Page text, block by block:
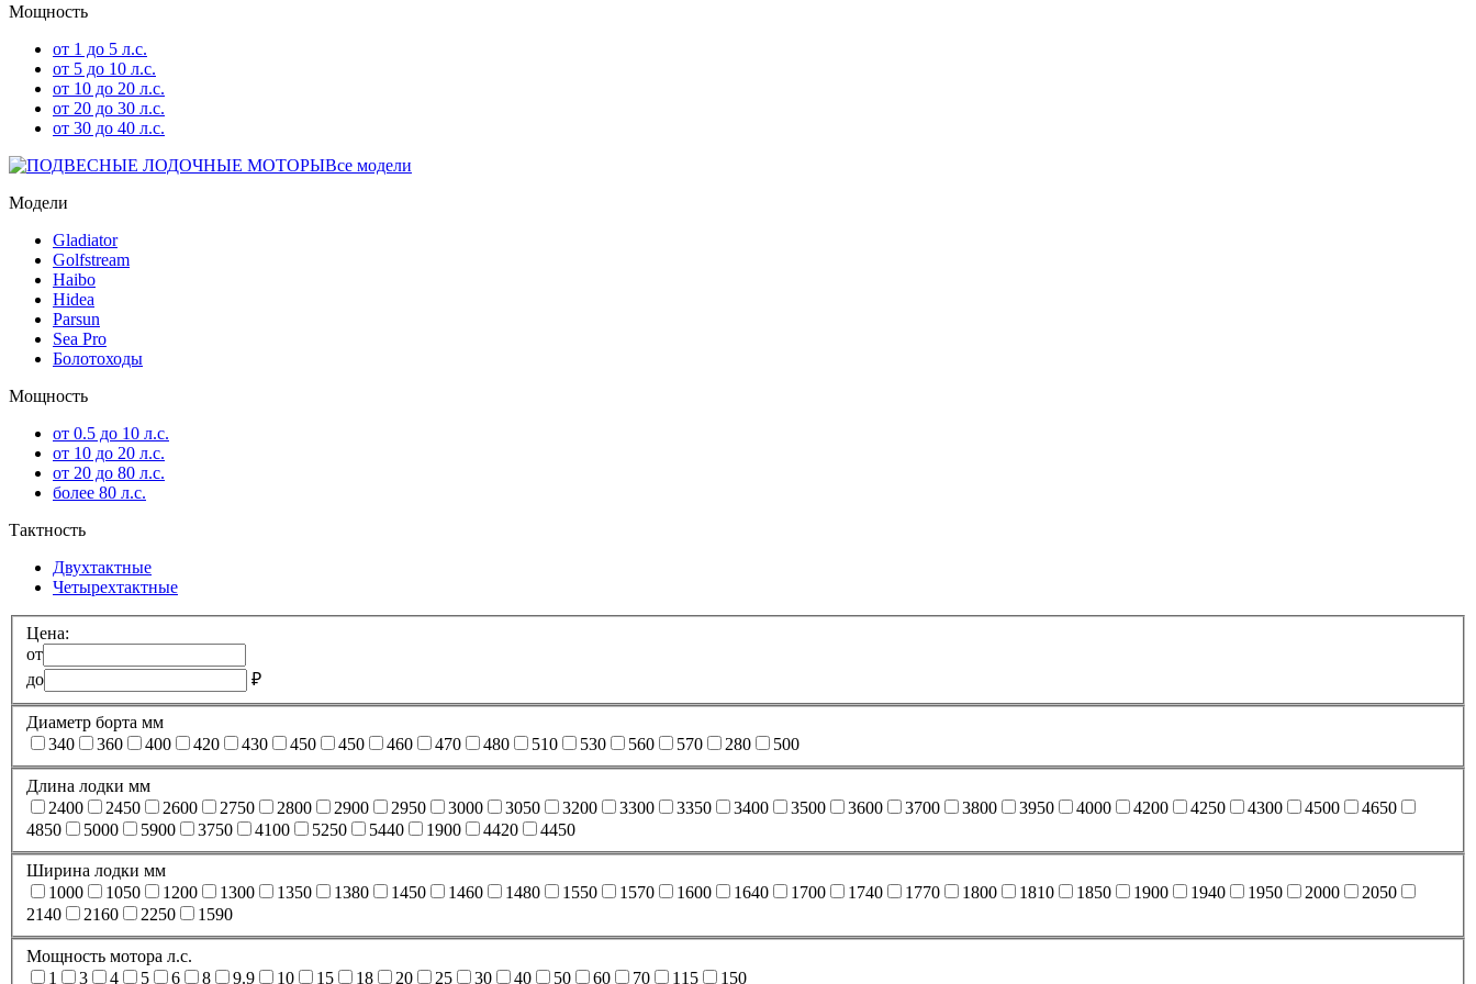
Мощность
от 1 до 5 л.с.
от 5 до 10 л.с.
от 10 до 20 л.с.
от 20 до 30 л.с.
от 30 до 40 л.с.
Все модели
Модели
Gladiator
Golfstream
Haibo
Hidea
Parsun
Sea Pro
Болотоходы
Мощность
от 0.5 до 10 л.с.
от 10 до 20 л.с.
от 20 до 80 л.с.
более 80 л.с.
Тактность
Двухтактные
Четырехтактные
Цена:
от
до
₽
Диаметр борта мм
340
360 400 420 430 450 450 460 470 480 510 530 560 570 280 500
Длина лодки мм
2400
2450 2600 2750 2800 2900 2950 3000 3050 3200 3300 3350 3400 3500 3600 3700 3800 3950 4000 4200 4250 4300 4500
4650
4850
5000 5900 3750 4100 5250 5440 1900 4420 4450
Ширина лодки мм
1000
1050 1200 1300 1350 1380 1450 1460 1480 1550 1570 1600 1640 1700 1740 1770 1800 1810 1850 1900 1940 1950 2000
2050
2140
2160 2250 1590
Мощность мотора л.с.
1
3 4 5 6 8 9.9 10 15 18 20 25 30 40 50 60 70 115 150